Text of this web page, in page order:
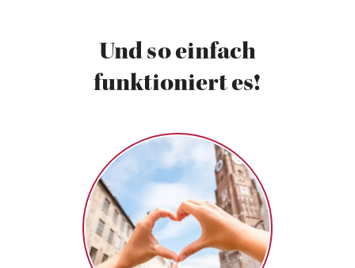
Und so einfach
funktioniert es!